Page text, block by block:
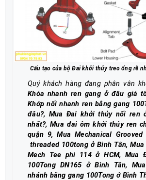
Cấu tạo của bộ Đai khởi thủy treo ống rẽ
Quý khách hàng đang phân vân
Khóa nhanh ren gang ở đâu giá
Khớp nối nhanh ren bằng gang
đâu?, Mua Đai khởi thủy nối ren
nhất?, Mua đai ôm khởi thủy ren
quận 9, Mua Mechanical
threaded 100tong ở Bình Tân,
Mech Tee phi 114 ở HCM, Mua
100Tong DN165 ở Bình Tân,
nhánh bằng gang 100Tong ở Bình